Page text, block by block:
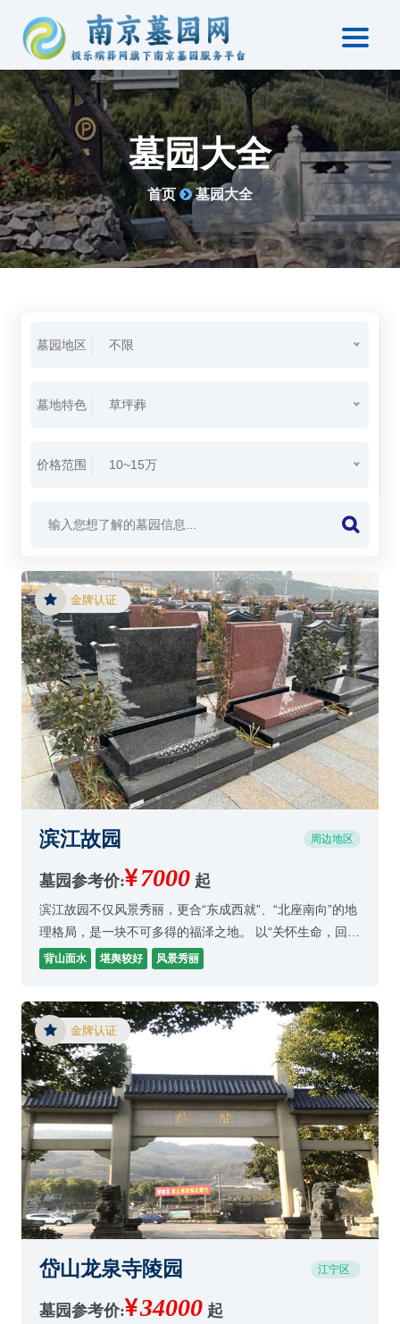
墓园大全
首页 墓园大全
墓园地区 不限
墓地特色 草坪葬
价格范围 10~15万
金牌认证
滨江故园 周边地区
墓园参考价: 7000 起
滨江故园不仅风景秀丽，更合“东成西就”、“北座南向”的地
理格局，是一块不可多得的福泽之地。 以“关怀生命，回归
自然”为建设规划理念，将传统陵园的阴暗、晦涩，用园林
背山面水 堪舆较好 风景秀丽
金牌认证
岱山龙泉寺陵园 江宁区
墓园参考价: 34000 起